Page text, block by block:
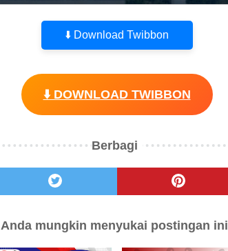
⬇️ Download Twibbon
⬇️ DOWNLOAD TWIBBON
Berbagi
Anda mungkin menyukai postingan ini